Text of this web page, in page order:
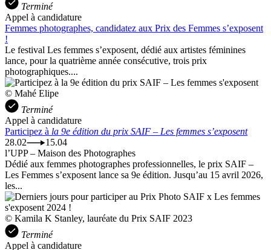
Terminé
Appel à candidature
Femmes photographes, candidatez aux Prix des Femmes s’exposent
!
Le festival Les femmes s’exposent, dédié aux artistes féminines
lance, pour la quatrième année consécutive, trois prix
photographiques....
© Mahé Elipe
Terminé
Appel à candidature
Participez à la 9e édition du prix SAIF – Les femmes s’exposent
28.02
15.04
l’UPP – Maison des Photographes
Dédié aux femmes photographes professionnelles, le prix SAIF –
Les Femmes s’exposent lance sa 9e édition. Jusqu’au 15 avril 2026,
les...
© Kamila K Stanley, lauréate du Prix SAIF 2023
Terminé
Appel à candidature